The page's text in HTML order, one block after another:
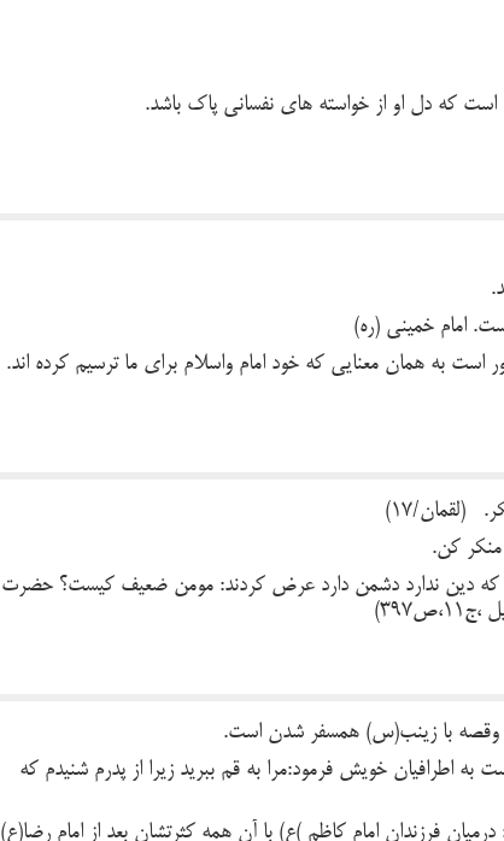
که دل او از خواسته های نفسانی پاک باشد.
امام خمینی (ره)
به همان معنایی که خود امام واسلام برای ما ترسیم کرده اند.
(لقمان/17)
منکر کن.
که دین ندارد دشمن دارد عرض کردند: مومن ضعیف کیست؟ حضرت
وقصه با زینب(س) همسفر شدن است.
به اطرافیان خویش فرمود:مرا به قم ببرید زیرا از پدرم شنیدم که
فرزندان امام کاظم )ع) با آن همه کثرتشان بعد از امام رضا(ع)